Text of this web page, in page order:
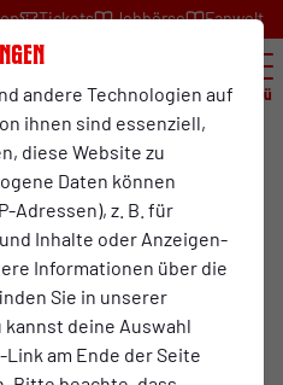
andere Technologien auf
ihnen sind essenziell,
diese Website zu
Daten können
Adressen), z. B. für
Inhalte oder Anzeigen-
Informationen über die
Sie in unserer
kannst deine Auswahl
am Ende der Seite
Tickets Jobbörse Fanwelt
Menü
bietet von 1,5 Stunden vor